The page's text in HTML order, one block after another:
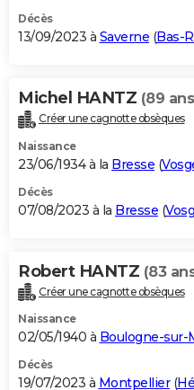
Décès
13/09/2023 à Saverne (Bas-
Michel HANTZ (89
Créer une cagnotte obsèques
Naissance
23/06/1934 à la Bresse (
Décès
07/08/2023 à la Bresse (
Robert HANTZ (83
Créer une cagnotte obsèques
Naissance
02/05/1940 à Boulogne-sur-
Décès
19/07/2023 à Montpellier(